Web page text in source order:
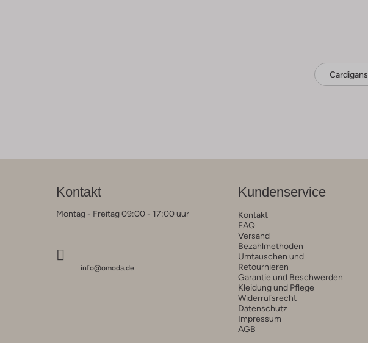
Cardigans
Kontakt
Montag - Freitag 09:00 - 17:00 uur
info@omoda.de
Kundenservice
Kontakt
FAQ
Versand
Bezahlmethoden
Umtauschen und
Retournieren
Garantie und Beschwerden
Kleidung und Pflege
Widerrufsrecht
Datenschutz
Impressum
AGB